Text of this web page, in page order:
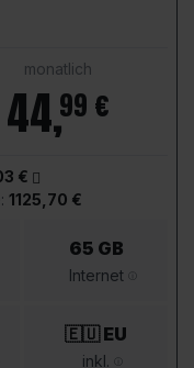
monatlich
44,99 €
€
1125,70 €
65 GB
Internet
🇪🇺 EU
inkl.